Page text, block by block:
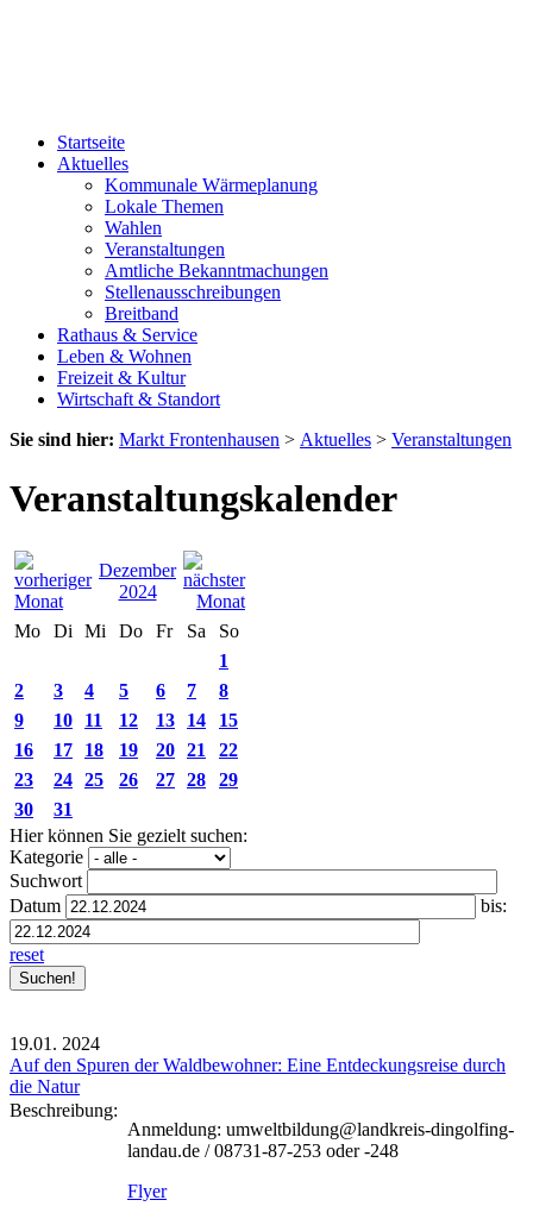
Startseite
Aktuelles
Kommunale Wärmeplanung
Lokale Themen
Wahlen
Veranstaltungen
Amtliche Bekanntmachungen
Stellenausschreibungen
Breitband
Rathaus & Service
Leben & Wohnen
Freizeit & Kultur
Wirtschaft & Standort
Sie sind hier: Markt Frontenhausen > Aktuelles > Veranstaltungen
Veranstaltungskalender
Dezember
2024
Mo
Di Mi Do Fr Sa
So
1
2
3 4 5 6 7
8
9
10 11 12 13 14
15
16
17 18 19 20 21
22
23
24 25 26 27 28
29
30
31
Hier können Sie gezielt suchen:
Kategorie
Suchwort
Datum
bis:
reset
19.01. 2024
Auf den Spuren der Waldbewohner: Eine Entdeckungsreise durch
die Natur
Beschreibung:
Anmeldung: umweltbildung@landkreis-dingolfing-
landau.de / 08731-87-253 oder -248
Flyer